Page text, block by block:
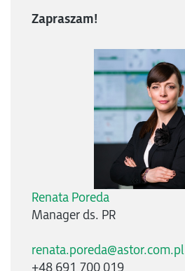
Zapraszam!
Renata Poreda
Manager ds. PR
renata.poreda@astor.com.pl
+48 691 700 019